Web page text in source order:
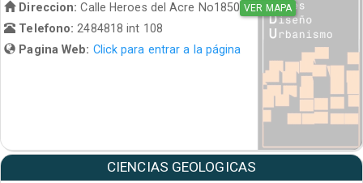
Direccion: Calle Heroes del Acre No1850 VER MAPA
Telefono: 2484818 int 108
Pagina Web: Click para entrar a la página
CIENCIAS GEOLOGICAS